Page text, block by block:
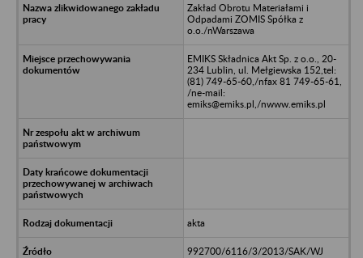
Zakład Obrotu Materiałami i
Odpadami ZOMIS Spółka z
o.o./nWarszawa
EMIKS Składnica Akt Sp. z o.o., 20-
234 Lublin, ul. Mełgiewska 152,tel:
(81) 749-65-60,/nfax 81 749-65-61,
/ne-mail:
emiks@emiks.pl,/nwww.emiks.pl
akta
992700/6116/3/2013/SAK/WJ